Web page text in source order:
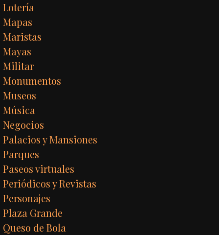
Lotería
Mapas
Maristas
Mayas
Militar
Monumentos
Museos
Música
Negocios
Palacios y Mansiones
Parques
Paseos virtuales
Periódicos y Revistas
Personajes
Plaza Grande
Queso de Bola